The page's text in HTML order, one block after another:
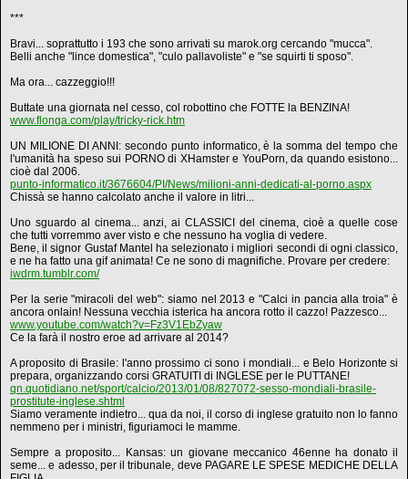
***
Bravi... soprattutto i 193 che sono arrivati su marok.org cercando "mucca".
Belli anche "lince domestica", "culo pallavoliste" e "se squirti ti sposo".
Ma ora... cazzeggio!!!
Buttate una giornata nel cesso, col robottino che FOTTE la BENZINA!
www.flonga.com/play/tricky-rick.htm
UN MILIONE DI ANNI: secondo punto informatico, è la somma del tempo che
l'umanità ha speso sui PORNO di XHamster e YouPorn, da quando esistono...
cioè dal 2006.
punto-informatico.it/3676604/PI/News/milioni-anni-dedicati-al-porno.aspx
Chissà se hanno calcolato anche il valore in litri...
Uno sguardo al cinema... anzi, ai CLASSICI del cinema, cioè a quelle cose
che tutti vorremmo aver visto e che nessuno ha voglia di vedere.
Bene, il signor Gustaf Mantel ha selezionato i migliori secondi di ogni classico,
e ne ha fatto una gif animata! Ce ne sono di magnifiche. Provare per credere:
iwdrm.tumblr.com/
Per la serie "miracoli del web": siamo nel 2013 e "Calci in pancia alla troia" è
ancora onlain! Nessuna vecchia isterica ha ancora rotto il cazzo! Pazzesco...
www.youtube.com/watch?v=Fz3V1EbZyaw
Ce la farà il nostro eroe ad arrivare al 2014?
A proposito di Brasile: l'anno prossimo ci sono i mondiali... e Belo Horizonte si
prepara, organizzando corsi GRATUITI di INGLESE per le PUTTANE!
qn.quotidiano.net/sport/calcio/2013/01/08/827072-sesso-mondiali-brasile-
prostitute-inglese.shtml
Siamo veramente indietro... qua da noi, il corso di inglese gratuito non lo fanno
nemmeno per i ministri, figuriamoci le mamme.
Sempre a proposito... Kansas: un giovane meccanico 46enne ha donato il
seme... e adesso, per il tribunale, deve PAGARE LE SPESE MEDICHE DELLA